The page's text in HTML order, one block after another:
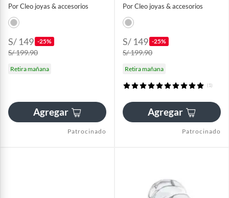
Por Cleo joyas & accesorios
S/ 149 -25%
S/ 199.90
Retira mañana
Agregar
Patrocinado
Por Cleo joyas & accesorios
S/ 149 -25%
S/ 199.90
Retira mañana
(1)
Agregar
Patrocinado